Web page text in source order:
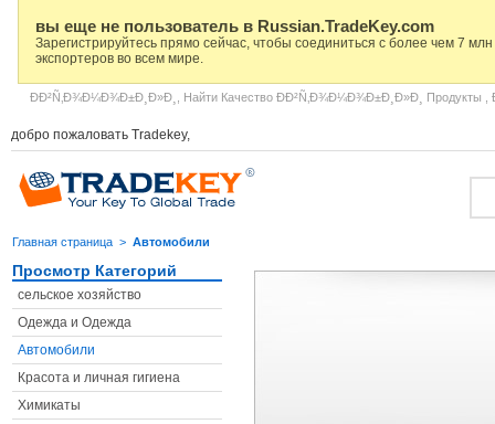
вы еще не пользователь в Russian.TradeKey.com
Зарегистрируйтесь прямо сейчас, чтобы соединиться с более чем 7
экспортеров во всем мире.
ÐÐ²Ñ‚Ð¾Ð¼Ð¾Ð±Ð¸Ð»Ð¸, Найти Качество ÐÐ²Ñ‚Ð¾Ð¼Ð¾Ð±Ð¸Ð»Ð¸ Продукты
добро пожаловать Tradekey,
Главная страница > Автомобили
Просмотр Категорий
сельское хозяйство
Одежда и Одежда
Автомобили
Красота и личная гигиена
Химикаты